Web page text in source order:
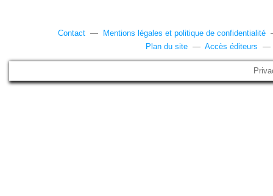
Contact — Mentions légales et politique de confidentialité
Plan du site — Accès éditeurs